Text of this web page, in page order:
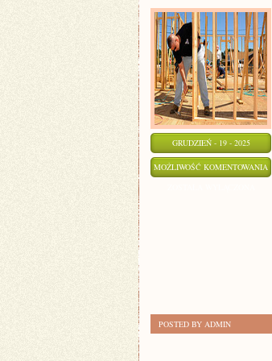
GRUDZIEŃ - 19 - 2025
MOŻLIWOŚĆ KOMENTOWANIA
POSTED BY ADMIN